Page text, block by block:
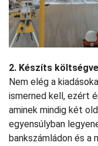
2. Készíts
Nem elég a
ismerned kell, ezért
aminek mindig két
egyensúlyban
bankszámládon és a